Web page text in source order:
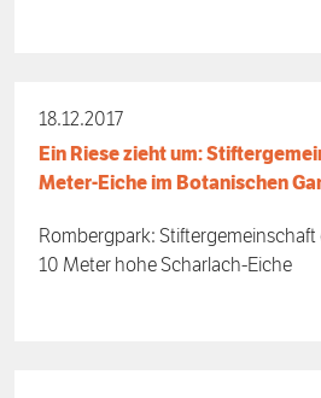
18.12.2017
Ein Riese zieht um:
Meter-Eiche im Botanischen
Rombergpark: Stiftergemeinschaft
10 Meter hohe Scharlach-Eiche